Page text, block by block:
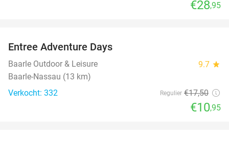
€28,95
Entree Adventure Days
Baarle Outdoor & Leisure 9.7 star
Baarle-Nassau (13 km)
Verkocht: 332
Regulier €17,50
€10,95